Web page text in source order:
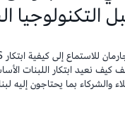
نعيد ابتكار اللبنات
والشركاء بما يحتاجون إليه